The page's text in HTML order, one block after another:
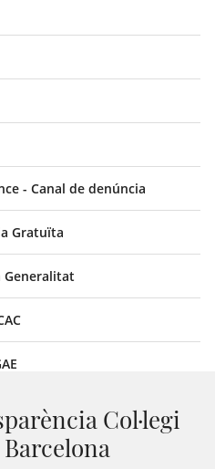
- Canal de denúncia
Gratuïta
Generalitat
Col·legi
Barcelona